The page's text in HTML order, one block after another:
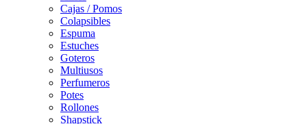
Cajas / Pomos
Colapsibles
Espuma
Estuches
Goteros
Multiusos
Perfumeros
Potes
Rollones
Shapstick